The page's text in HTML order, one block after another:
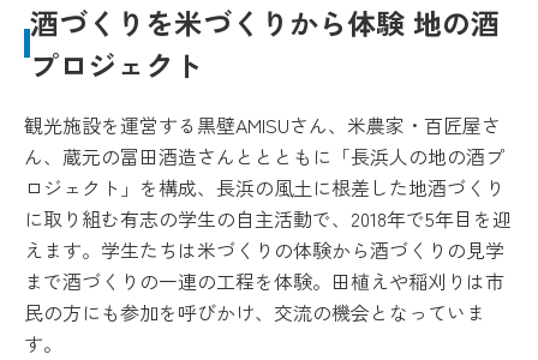
酒づくりを米づくりから体験 地の酒
プロジェクト
観光施設を運営する黒壁AMISUさん、米農家・百匠屋さ
ん、蔵元の冨田酒造さんととともに「長浜人の地の酒プ
ロジェクト」を構成、長浜の風土に根差した地酒づくり
に取り組む有志の学生の自主活動で、2018年で5年目を迎
えます。学生たちは米づくりの体験から酒づくりの見学
まで酒づくりの一連の工程を体験。田植えや稲刈りは市
民の方にも参加を呼びかけ、交流の機会となっていま
す。